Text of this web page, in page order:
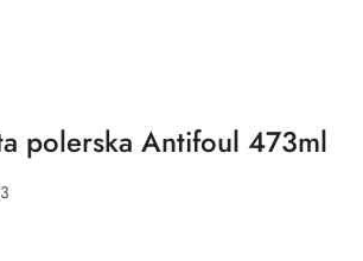
polerska Antifoul 473ml